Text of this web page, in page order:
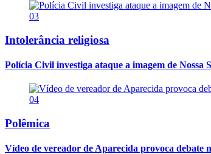
03
Intolerância religiosa
Polícia Civil investiga ataque a imagem de Nossa
04
Polêmica
Vídeo de vereador de Aparecida provoca debate